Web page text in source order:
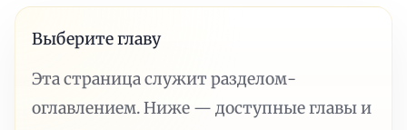
Выберите главу
Эта страница служит разделом-
оглавлением. Ниже — доступные главы и